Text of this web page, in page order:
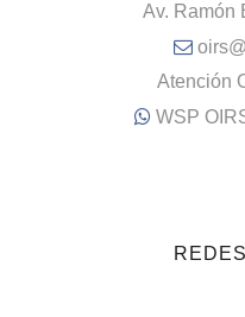
Av. Ramón
Atención
WSP